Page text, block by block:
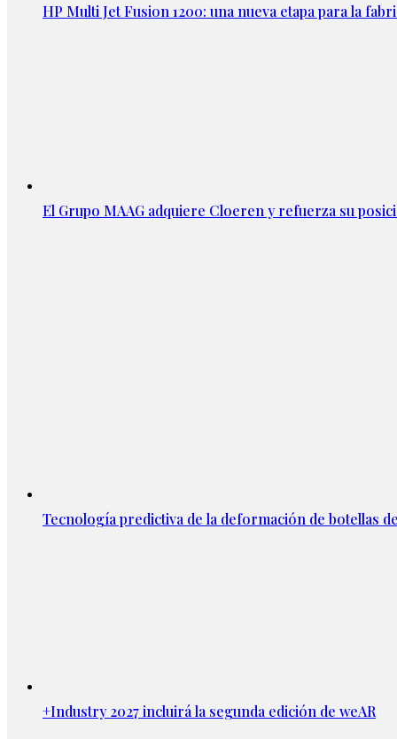
HP Multi Jet Fusion 1200: una nueva etapa para la
El Grupo MAAG adquiere Cloeren y refuerza su
Tecnología predictiva de la deformación de botellas
+Industry 2027 incluirá la segunda edición de weAR